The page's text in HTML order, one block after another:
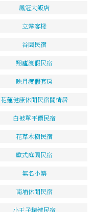
鳳冠大飯店
立霧客棧
谷園民宿
翔廬渡假民宿
映月渡假套房
花蓮健康休閒民宿閒情居
白被單平價民宿
花草木樹民宿
歐式庭園民宿
無名小築
南埔休閒民宿
小王子精緻民宿